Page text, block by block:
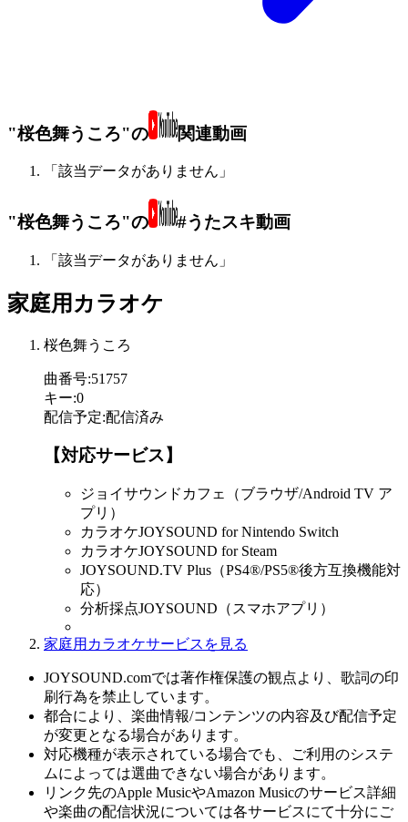
"桜色舞うころ"の 関連動画
「該当データがありません」
"桜色舞うころ"の #うたスキ動画
「該当データがありません」
家庭用カラオケ
桜色舞うころ
曲番号:51757
キー:0
配信予定:配信済み
【対応サービス】
ジョイサウンドカフェ（ブラウザ/Android TV ア
プリ）
カラオケJOYSOUND for Nintendo Switch
カラオケJOYSOUND for Steam
JOYSOUND.TV Plus（PS4®/PS5®後方互換機能対
応）
分析採点JOYSOUND（スマホアプリ）
家庭用カラオケサービスを見る
JOYSOUND.comでは著作権保護の観点より、歌詞の印
刷行為を禁止しています。
都合により、楽曲情報/コンテンツの内容及び配信予定
が変更となる場合があります。
対応機種が表示されている場合でも、ご利用のシステ
ムによっては選曲できない場合があります。
リンク先のApple MusicやAmazon Musicのサービス詳細
や楽曲の配信状況については各サービスにて十分にご